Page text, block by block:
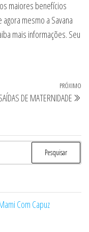
maiores benefícios
mesmo a Savana
mais informações. Seu
PRÓXIMO
DE MATERNIDADE
Pesquisar
Com Capuz